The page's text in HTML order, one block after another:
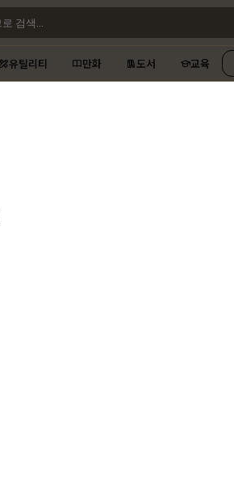
유틸리티 만화 도서 교육